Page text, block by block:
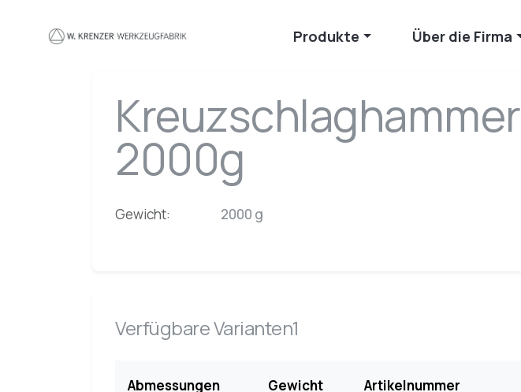
Produkte Über die Firma
Kreuzschlaghammer
2000g
Gewicht: 2000 g
Verfügbare Varianten1
Abmessungen Gewicht Artikelnummer